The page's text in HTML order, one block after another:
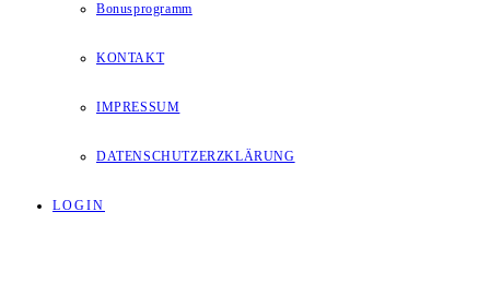
Bonusprogramm
KONTAKT
IMPRESSUM
DATENSCHUTZERZKLÄRUNG
LOGIN